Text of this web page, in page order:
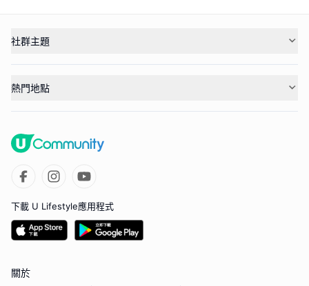
社群主題
熱門地點
下載 U Lifestyle應用程式
關於